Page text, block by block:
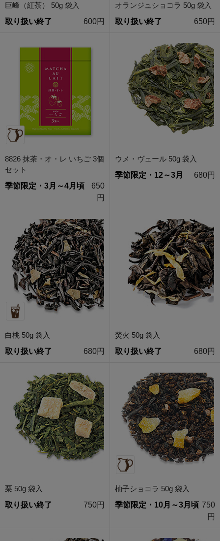
巨峰（紅茶） 50g 袋入
取り扱い終了
600円
オランジュショコラ 50g 袋入
取り扱い終了
650円
8826 抹茶・オ・レ いちご 3個
セット
季節限定・3月～4月頃
650
円
ウメ・ヴェール 50g 袋入
季節限定・12～3月
680円
白桃 50g 袋入
取り扱い終了
680円
焚火 50g 袋入
取り扱い終了
680円
栗 50g 袋入
取り扱い終了
750円
柚子ショコラ 50g 袋入
季節限定・10月～3月頃 750
円